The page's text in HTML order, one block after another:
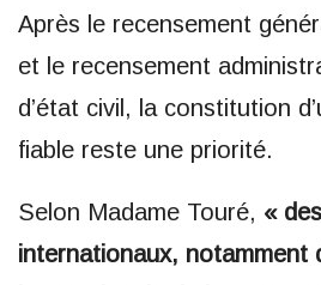
Après le recensement
et le recensement
d’état civil, la constitution
fiable reste une priorité.
Selon Madame Touré, «
internationaux, notamment